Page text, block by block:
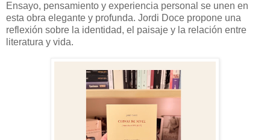
Ensayo, pensamiento y experiencia personal se unen en
esta obra elegante y profunda. Jordi Doce propone una
reflexión sobre la identidad, el paisaje y la relación entre
literatura y vida.